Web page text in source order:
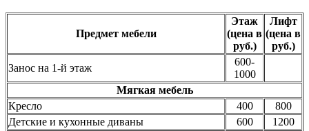
Предмет мебели
Этаж
(цена в
руб.)
Лифт
(цена в
руб.)
Занос на 1-й этаж
600-
1000
Мягкая мебель
Кресло
400
800
Детские и кухонные диваны
600
1200